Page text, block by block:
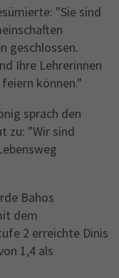
"Sie sind
geschlossen.
Ihre Lehrerinnen
können."
sprach den
zu: "Wir sind
Bahos
dem
2 erreichte Dinis
1,4 als